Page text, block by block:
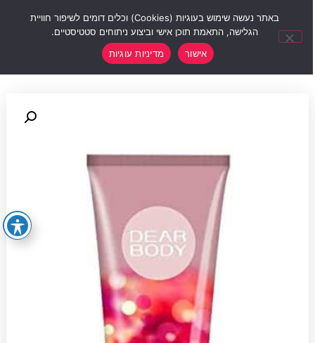
באתר נעשה שימוש בעוגיות (Cookies) וכלים דומים לשיפור חוויית
הגלישה, התאמת תוכן אישי וביצוע ניתוחים סטטיסטיים.
אישור
מדיניות עוגיות